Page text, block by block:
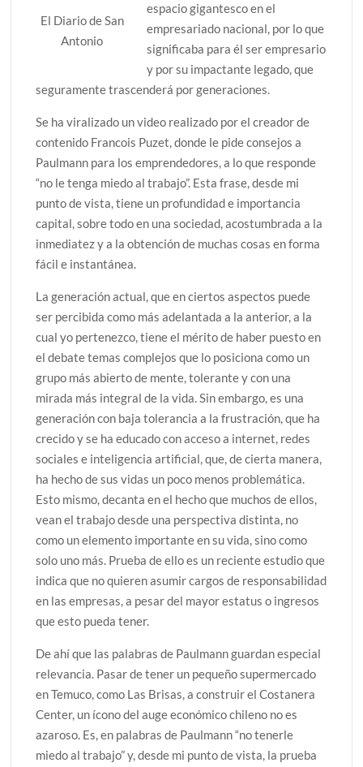
El Diario de San
Antonio
espacio gigantesco en el
empresariado nacional, por lo que
significaba para él ser empresario
y por su impactante legado, que
seguramente trascenderá por generaciones.
Se ha viralizado un video realizado por el creador de
contenido Francois Puzet, donde le pide consejos a
Paulmann para los emprendedores, a lo que responde
“no le tenga miedo al trabajo”. Esta frase, desde mi
punto de vista, tiene un profundidad e importancia
capital, sobre todo en una sociedad, acostumbrada a la
inmediatez y a la obtención de muchas cosas en forma
fácil e instantánea.
La generación actual, que en ciertos aspectos puede
ser percibida como más adelantada a la anterior, a la
cual yo pertenezco, tiene el mérito de haber puesto en
el debate temas complejos que lo posiciona como un
grupo más abierto de mente, tolerante y con una
mirada más integral de la vida. Sin embargo, es una
generación con baja tolerancia a la frustración, que ha
crecido y se ha educado con acceso a internet, redes
sociales e inteligencia artificial, que, de cierta manera,
ha hecho de sus vidas un poco menos problemática.
Esto mismo, decanta en el hecho que muchos de ellos,
vean el trabajo desde una perspectiva distinta, no
como un elemento importante en su vida, sino como
solo uno más. Prueba de ello es un reciente estudio que
indica que no quieren asumir cargos de responsabilidad
en las empresas, a pesar del mayor estatus o ingresos
que esto pueda tener.
De ahí que las palabras de Paulmann guardan especial
relevancia. Pasar de tener un pequeño supermercado
en Temuco, como Las Brisas, a construir el Costanera
Center, un ícono del auge económico chileno no es
azaroso. Es, en palabras de Paulmann “no tenerle
miedo al trabajo” y, desde mi punto de vista, la prueba